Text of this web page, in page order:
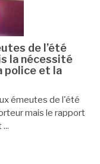
de l’été
la nécessité
police et la
émeutes de l'été
mais le rapport